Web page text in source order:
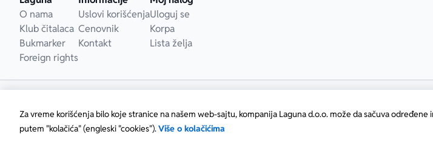
Za vreme korišćenja bilo koje stranice na našem web-sajtu, kompanija Laguna d.o.o. može da sačuva određene
putem "kolačića" (engleski "cookies").Više o kolačićima
O nama
Klub čitalaca
Bukmarker
Foreign rights
Uslovi korišćenja
Cenovnik
Kontakt
Uloguj se
Korpa
Lista želja
Copyright © Laguna d.o.o. Starine Novaka 23, Beograd • Matični broj: 17414844